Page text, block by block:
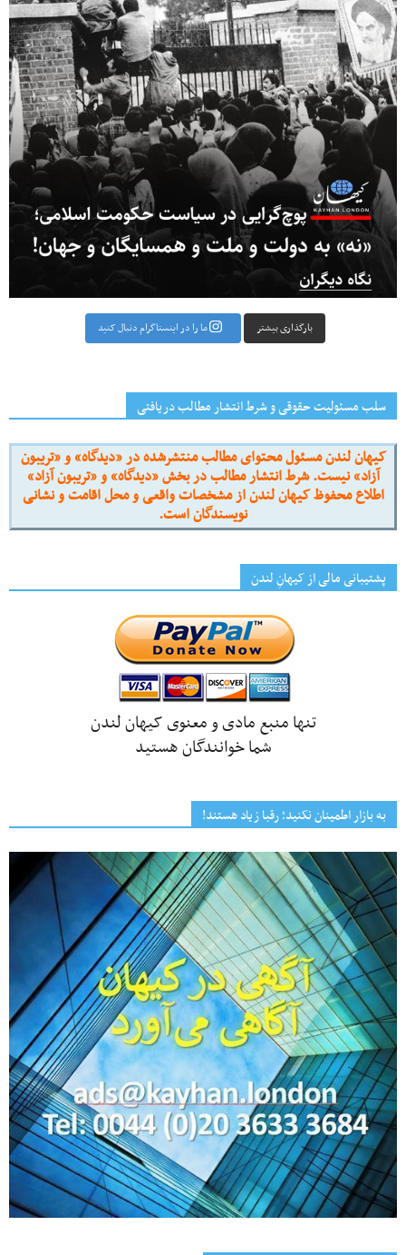
بارگذاری بیشتر ما را در اینستاگرام دنبال کنید
سلب مسئولیت حقوقی و شرط انتشار مطالب دریافتی
کیهان لندن مسئول محتوای مطالب منتشرشده در «دیدگاه» و «تریبون
آزاد» نیست. شرط انتشار مطالب در بخش «دیدگاه» و «تریبون آزاد»
اطلاع محفوظ کیهان لندن از مشخصات واقعی و محل اقامت و نشانی
نویسندگان است.
پشتیبانی مالی از کیهانِ لندن
تنها منبع مادی و معنوی کیهان لندن
شما خوانندگان هستید
به بازار اطمینان نکنید؛ رقبا زیاد هستند!